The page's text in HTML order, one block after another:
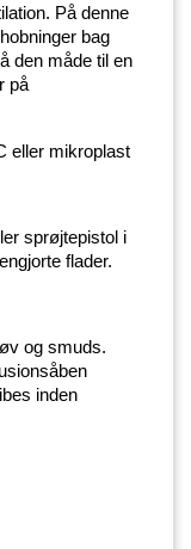
På denne
bag
den måde til en
på
eller mikroplast
sprøjtepistol i
flader.
og smuds.
inden